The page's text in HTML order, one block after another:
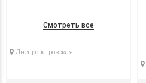
Смотреть все
Днепропетровская